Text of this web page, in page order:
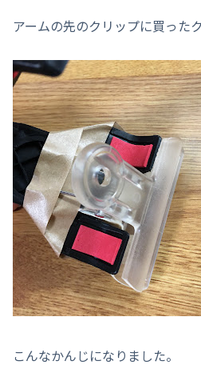
アームの先のクリップに買った
こんなかんじになりました。